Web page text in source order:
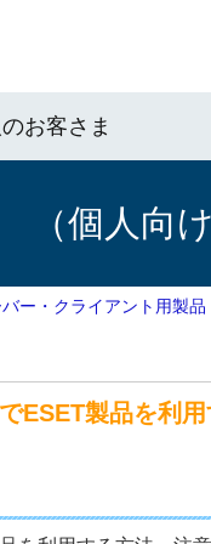
お客さま
個人向
ー・クライアント用製
ESET製品を利